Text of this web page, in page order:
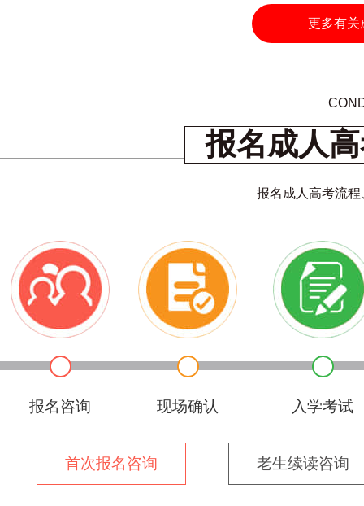
更多有关
报名成人
报名成人高考流
报名咨询 现场确认 入学考试
首次报名咨询 老生续读咨询